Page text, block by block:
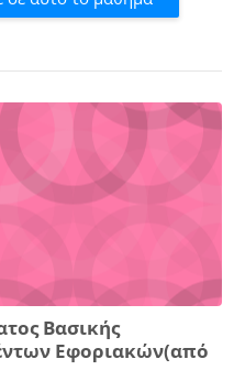
Βασικής
Εφοριακών(από